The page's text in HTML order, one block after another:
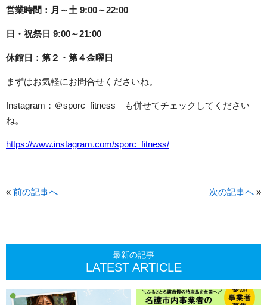
営業時間：月～土 9:00～22:00
日・祝祭日 9:00～21:00
休館日：第２・第４金曜日
まずはお気軽にお問合せくださいね。
Instagram：＠sporc_fitness も併せてチェックしてください
ね。
https://www.instagram.com/sporc_fitness/
« 前の記事へ 次の記事へ »
最新の記事
LATEST ARTICLE